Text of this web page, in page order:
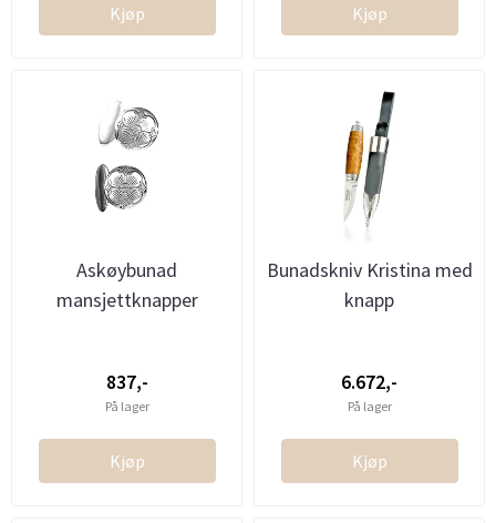
Kjøp Kjøp
Askøybunad
mansjettknapper
837,-
På lager
Kjøp
Bunadskniv Kristina med
knapp
6.672,-
På lager
Kjøp